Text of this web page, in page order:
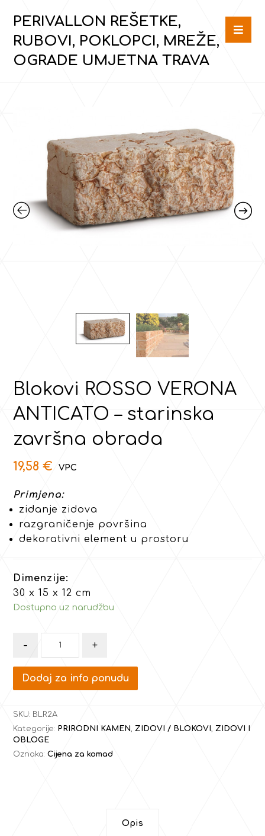
PERIVALLON REŠETKE,
RUBOVI, POKLOPCI, MREŽE,
OGRADE UMJETNA TRAVA
Blokovi ROSSO VERONA
ANTICATO – starinska
završna obrada
19,58€
Primjena:
zidanje zidova
razgraničenje površina
dekorativni element u prostoru
Dimenzije:
30 x 15 x 12 cm
Dostupno uz narudžbu
- +
Dodaj za info ponudu
SKU: BLR2A
Kategorije: PRIRODNI KAMEN,ZIDOVI / BLOKOVI,ZIDOVI I
OBLOGE
Oznaka:Cijena za komad
Opis